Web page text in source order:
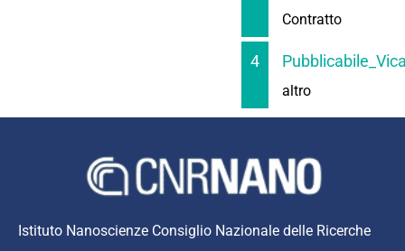
Contratto
4
altro
Istituto Nanoscienze Consiglio Nazionale delle Ricerche